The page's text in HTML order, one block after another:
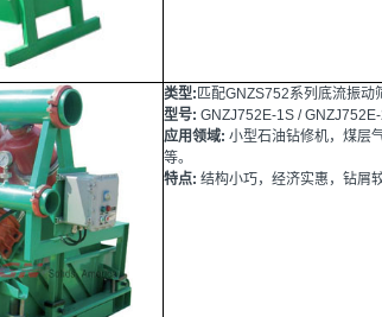
类型: 匹配GNZS752系列底流振动
型号: GNZJ752E-1S / GNZJ752E-
应用领域: 小型石油钻修机，煤层
等。
特点: 结构小巧，经济实惠，钻屑较